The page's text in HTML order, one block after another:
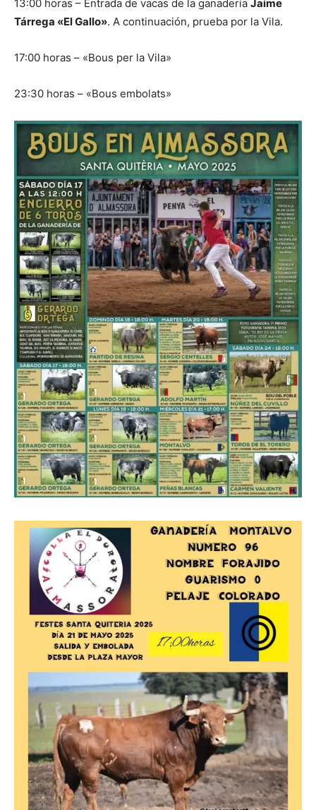
13:00 horas – Entrada de vacas de la ganadería Jaime
Tárrega «El Gallo». A continuación, prueba por la Vila.
17:00 horas – «Bous per la Vila»
23:30 horas – «Bous embolats»